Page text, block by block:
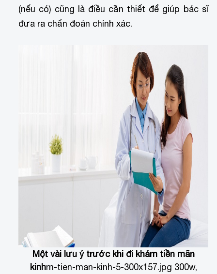
(nếu có) cũng là điều cần thiết để giúp bác sĩ
đưa ra chẩn đoán chính xác.
Một vài lưu ý trước khi đi khám tiền mãn
kinhm-tien-man-kinh-5-300x157.jpg 300w,